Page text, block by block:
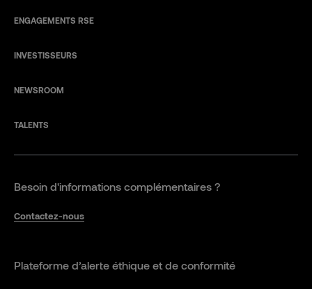
ENGAGEMENTS RSE
INVESTISSEURS
NEWSROOM
TALENTS
Besoin d'informations complémentaires ?
Contactez-nous
Plateforme d’alerte éthique et de conformité